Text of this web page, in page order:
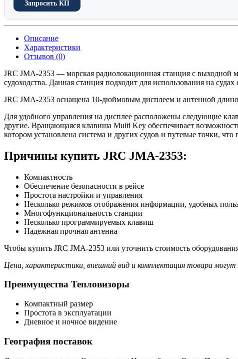
Запросить КП
Описание
Характеристики
Отзывов (0)
JRC JMA-2353 — морская радиолокационная станция с
судоходства. Данная станция подходит для использования на
JRC JMA-2353 оснащена 10-дюймовым дисплеем и антенной
Для удобного управления на дисплее расположены следующие
другие. Вращающаяся клавиша Multi Key обеспечивает
котором установлена система и других судов и путевые точки, что
Причины купить JRC JMA-2353:
Компактность
Обеспечение безопасности в рейсе
Простота настройки и управления
Несколько режимов отображения информации, удобных
Многофункциональность станции
Несколько программируемых клавиш
Надежная прочная антенна
Чтобы купить JRC JMA-2353 или уточнить стоимость
Цена, характеристики, внешний вид и комплектация товара могут
Преимущества Тепловизоры
Компактный размер
Простота в эксплуатации
Дневное и ночное видение
География поставок